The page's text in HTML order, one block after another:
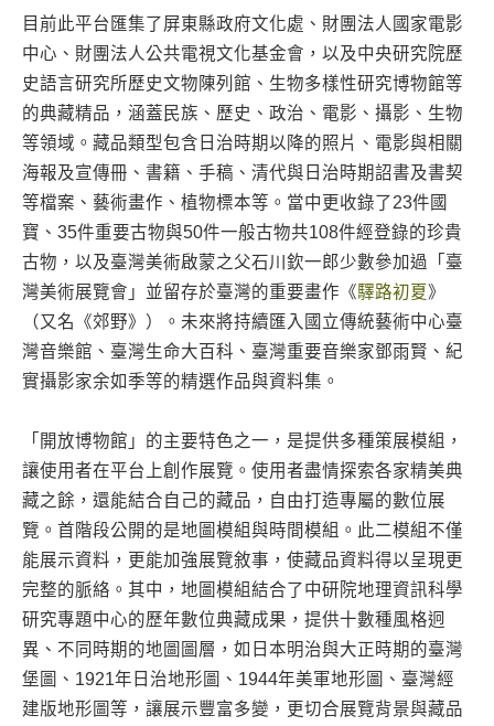
目前此平台匯集了屏東縣政府文化處、財團法人國家電影
中心、財團法人公共電視文化基金會，以及中央研究院歷
史語言研究所歷史文物陳列館、生物多樣性研究博物館等
的典藏精品，涵蓋民族、歷史、政治、電影、攝影、生物
等領域。藏品類型包含日治時期以降的照片、電影與相關
海報及宣傳冊、書籍、手稿、清代與日治時期詔書及書契
等檔案、藝術畫作、植物標本等。當中更收錄了23件國
寶、35件重要古物與50件一般古物共108件經登錄的珍貴
古物，以及臺灣美術啟蒙之父石川欽一郎少數參加過「臺
灣美術展覽會」並留存於臺灣的重要畫作《驛路初夏 》
（又名《郊野》）。未來將持續匯入國立傳統藝術中心臺
灣音樂館、臺灣生命大百科、臺灣重要音樂家鄧雨賢、紀
實攝影家余如季等的精選作品與資料集。
「開放博物館」的主要特色之一，是提供多種策展模組，
讓使用者在平台上創作展覽。使用者盡情探索各家精美典
藏之餘，還能結合自己的藏品，自由打造專屬的數位展
覽。首階段公開的是地圖模組與時間模組。此二模組不僅
能展示資料，更能加強展覽敘事，使藏品資料得以呈現更
完整的脈絡。其中，地圖模組結合了中研院地理資訊科學
研究專題中心的歷年數位典藏成果，提供十數種風格迥
異、不同時期的地圖圖層，如日本明治與大正時期的臺灣
堡圖、1921年日治地形圖、1944年美軍地形圖、臺灣經
建版地形圖等，讓展示豐富多變，更切合展覽背景與藏品